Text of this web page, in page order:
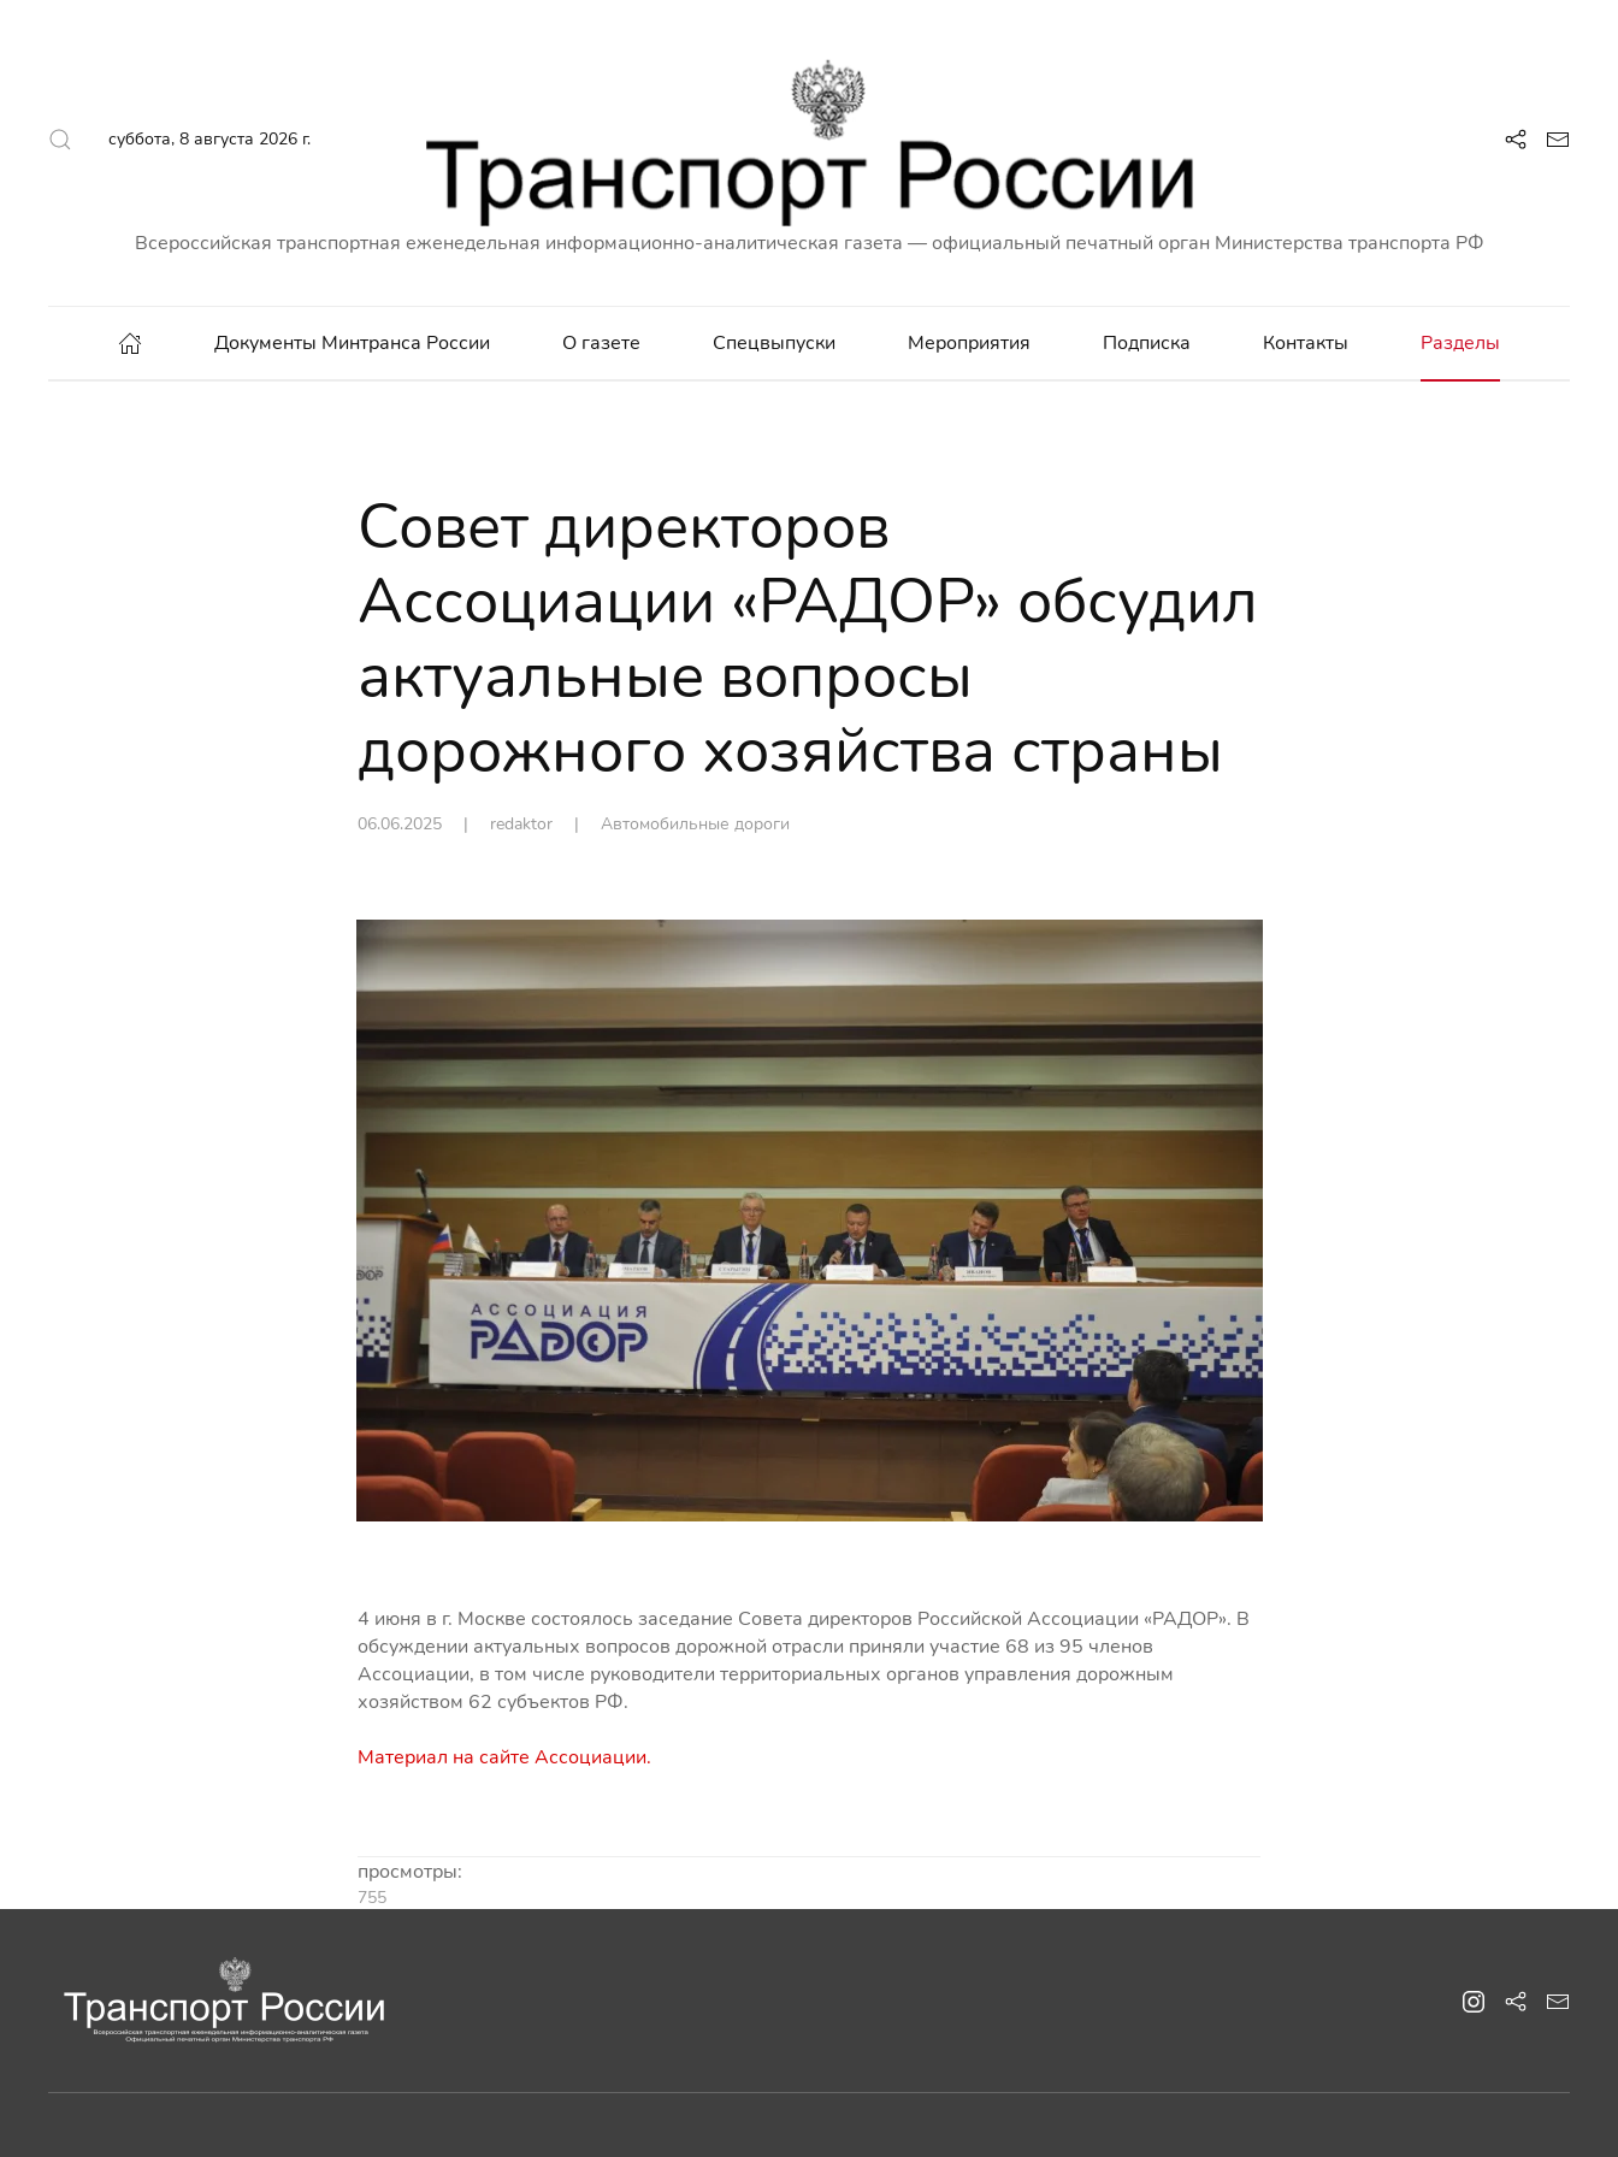
суббота, 8 августа 2026 г.
Всероссийская транспортная еженедельная информационно-аналитическая газета — официальный печатный орган Министерства транспорта РФ
Документы Минтранса России О газете Спецвыпуски Мероприятия Подписка Контакты Разделы
Совет директоров
Ассоциации «РАДОР» обсудил
актуальные вопросы
дорожного хозяйства страны
06.06.2025 | redaktor | Автомобильные дороги
4 июня в г. Москве состоялось заседание Совета директоров Российской Ассоциации «РАДОР». В
обсуждении актуальных вопросов дорожной отрасли приняли участие 68 из 95 членов
Ассоциации, в том числе руководители территориальных органов управления дорожным
хозяйством 62 субъектов РФ.
Материал на сайте Ассоциации.
просмотры:
755